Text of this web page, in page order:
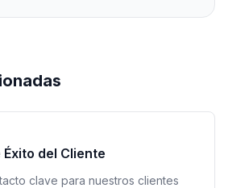
del Cliente
clave para nuestros clientes